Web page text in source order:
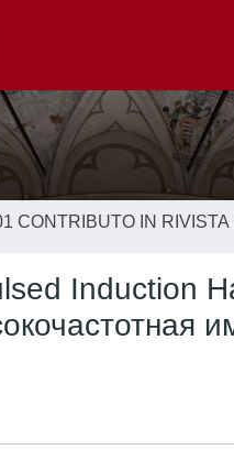
CONTRIBUTO IN RIVISTA
Induction